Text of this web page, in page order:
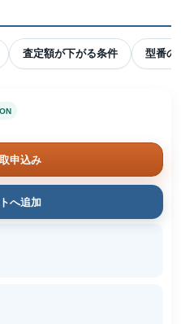
査定額が下がる条件 型番の
申込み
へ追加